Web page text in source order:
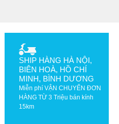
SHIP HÀNG HÀ NỘI,
BIÊN HOÀ, HỒ CHÍ
MINH, BÌNH DƯƠNG
Miễn phí VẬN CHUYỂN ĐƠN
HÀNG TỪ 3 Triệu bán kính
15km